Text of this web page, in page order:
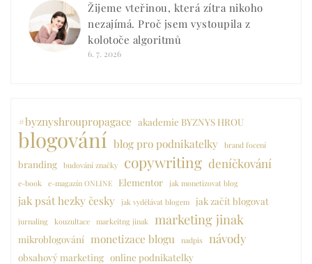
Žijeme vteřinou, která zítra nikoho
nezajímá. Proč jsem vystoupila z
kolotoče algoritmů
6. 7. 2026
#byznyshroupropagace akademie BYZNYS HROU
blogování blog pro podnikatelky brand focení
branding budování značky copywriting deníčkování
e-book e-magazín ONLINE Elementor jak monetizovat blog
jak psát hezky česky jak vydělávat blogem jak začít blogovat
jurnaling kouzultace markeitng jinak marketing jinak
mikroblogování monetizace blogu nadpis návody
obsahový marketing online podnikatelky